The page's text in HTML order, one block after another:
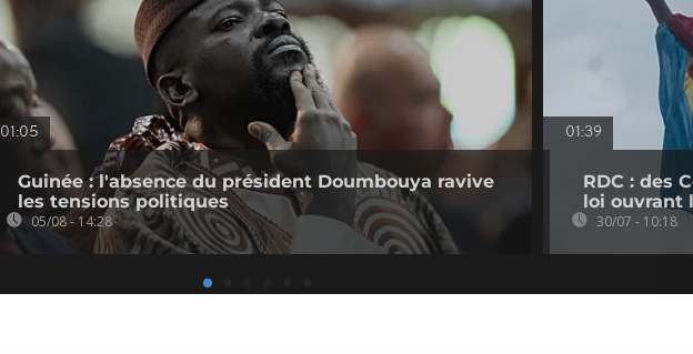
01:05
Guinée : l'absence du président Doumbouya ravive
les tensions politiques
05/08 - 14:28
01:39
RDC : des
loi ouvrant
30/07 - 10:18